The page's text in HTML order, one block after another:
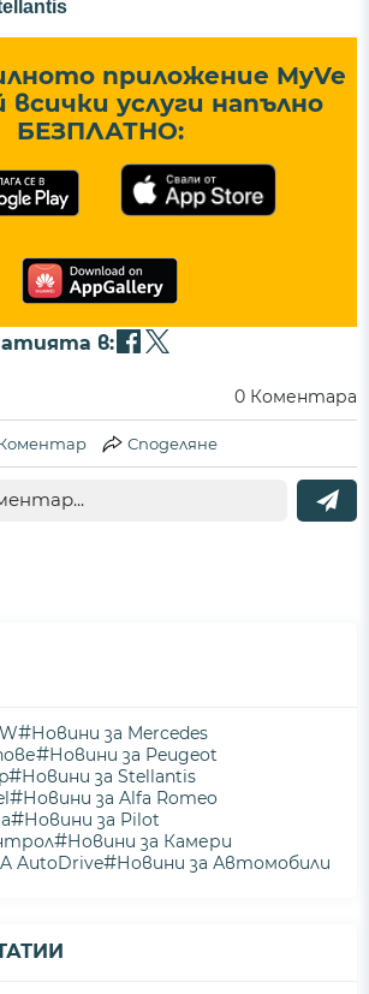
приложение MyVe
всички услуги напълно
БЕЗПЛАТНО:
в:
0 Коментара
Споделяне
#Новини за Mercedes
#Новини за Peugeot
#Новини за Stellantis
#Новини за Alfa Romeo
#Новини за Pilot
#Новини за Камери
AutoDrive#Новини за Автомобили